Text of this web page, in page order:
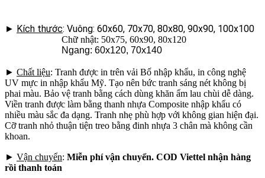
► Kích thước: Vuông: 60x60, 70x70, 80x80, 90x90, 100x100
Chữ nhật: 50x75, 60x90, 80x120
Ngang: 60x120, 70x140
► Chất liệu: Tranh được in trên vải Bố nhập khẩu, in công nghệ
UV mực in nhập khẩu Mỹ. Tạo nên bức tranh sáng nét không bị
phai màu. Bảo vệ tranh bằng cách dùng khăn ẩm lau chùi dễ dàng.
Viền tranh được làm bằng thanh nhựa Composite nhập khẩu có
nhiều màu sắc đa dạng. Tranh nhẹ phù hợp với không gian hiện đại.
Cỡ tranh nhỏ thuận tiện treo bằng đinh nhựa 3 chân mà không cần
khoan.
► Vận chuyển: Miễn phí vận chuyển. COD Viettel nhận hàng
rồi thanh toán